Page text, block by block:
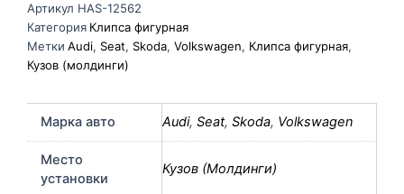
Артикул HAS-12562
Категория Клипса фигурная
Метки Audi, Seat, Skoda, Volkswagen, Клипса фигурная,
Кузов (молдинги)
Марка авто Audi, Seat, Skoda, Volkswagen
Место
установки
Кузов (Молдинги)